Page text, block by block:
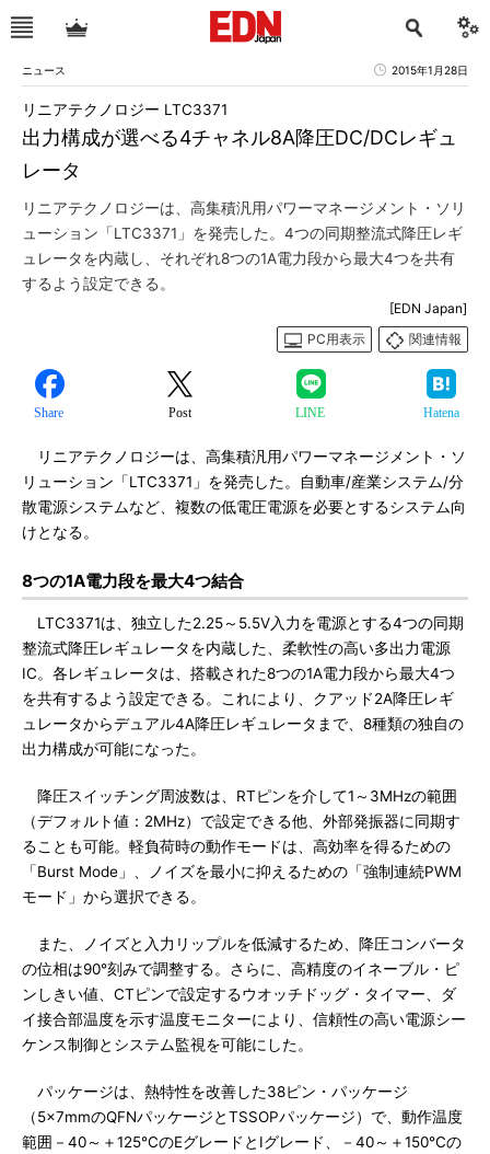
ニュース 2015年1月28日
出力構成が選べる4チャネル8A降圧DC/DCレギュ
レータ
リニアテクノロジー LTC3371
リニアテクノロジーは、高集積汎用パワーマネージメント・ソリ
ューション「LTC3371」を発売した。4つの同期整流式降圧レギ
ュレータを内蔵し、それぞれ8つの1A電力段から最大4つを共有
するよう設定できる。
[EDN Japan]
PC用表示
関連情報
Share Post LINE Hatena
リニアテクノロジーは、高集積汎用パワーマネージメント・ソ
リューション「LTC3371」を発売した。自動車/産業システム/分
散電源システムなど、複数の低電圧電源を必要とするシステム向
けとなる。
8つの1A電力段を最大4つ結合
LTC3371は、独立した2.25～5.5V入力を電源とする4つの同期
整流式降圧レギュレータを内蔵した、柔軟性の高い多出力電源
IC。各レギュレータは、搭載された8つの1A電力段から最大4つ
を共有するよう設定できる。これにより、クアッド2A降圧レギ
ュレータからデュアル4A降圧レギュレータまで、8種類の独自の
出力構成が可能になった。
降圧スイッチング周波数は、RTピンを介して1～3MHzの範囲
（デフォルト値：2MHz）で設定できる他、外部発振器に同期す
ることも可能。軽負荷時の動作モードは、高効率を得るための
「Burst Mode」、ノイズを最小に抑えるための「強制連続PWM
モード」から選択できる。
また、ノイズと入力リップルを低減するため、降圧コンバータ
の位相は90°刻みで調整する。さらに、高精度のイネーブル・ピ
ンしきい値、CTピンで設定するウオッチドッグ・タイマー、ダ
イ接合部温度を示す温度モニターにより、信頼性の高い電源シー
ケンス制御とシステム監視を可能にした。
パッケージは、熱特性を改善した38ピン・パッケージ
（5×7mmのQFNパッケージとTSSOPパッケージ）で、動作温度
範囲－40～＋125℃のEグレードとIグレード、－40～＋150℃の